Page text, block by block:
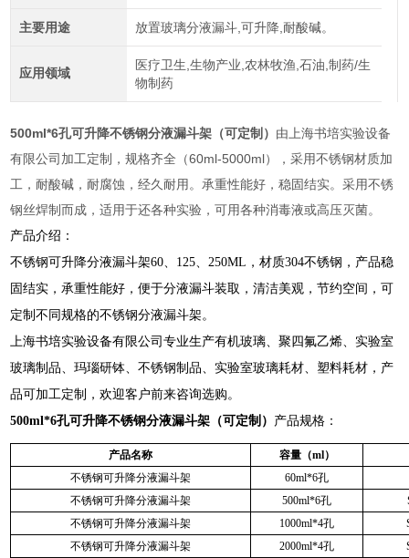
主要用途 放置玻璃分液漏斗,可升降,耐酸碱。
应用领域
医疗卫生,生物产业,农林牧渔,石油,制药/生
物制药
500ml*6孔可升降不锈钢分液漏斗架 （可定制） 由上海书培实验设备
有限公司加工定制，规格齐全（60ml-5000ml），采用不锈钢材质加
工，耐酸碱，耐腐蚀，经久耐用。承重性能好，稳固结实。采用不锈
钢丝焊制而成，适用于还各种实验，可用各种消毒液或高压灭菌。
产品介绍：
不锈钢可升降分液漏斗架60、125、250ML ，材质304不锈钢，产品稳
固结实，承重性能好，便于分液漏斗装取，清洁美观，节约空间，可
定制不同规格的不锈钢分液漏斗架。
上海书培实验设备有限公司专业生产有机玻璃、聚四氟乙烯、实验室
玻璃制品、玛瑙研钵、不锈钢制品、实验室玻璃耗材、塑料耗材，产
品可加工定制，欢迎客户前来咨询选购。
500ml*6孔可升降不锈钢分液漏斗架 （可定制） 产品规格：
产品名称
容量（ml）
不锈钢可升降分液漏斗架
60ml*6孔
不锈钢可升降分液漏斗架
500ml*6孔
不锈钢可升降分液漏斗架
1000ml*4孔
不锈钢可升降分液漏斗架
2000ml*4孔